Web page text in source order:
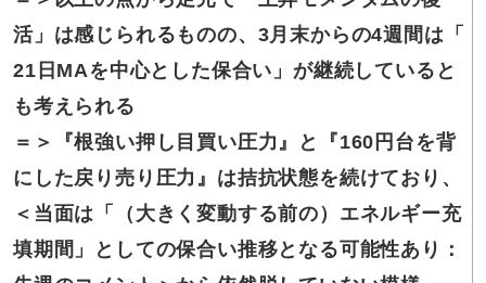
活」は感じられるものの、3月末からの4週間は「
21日MAを中心とした保合い」が継続していると
も考えられる
＝＞
『根強い押し目買い圧力』と『160円台を背
にした戻り売り圧力』は拮抗状態を続けており、
＜当面は「（大きく変動する前の）エネルギー充
填期間」としての保合い推移となる可能性あり：